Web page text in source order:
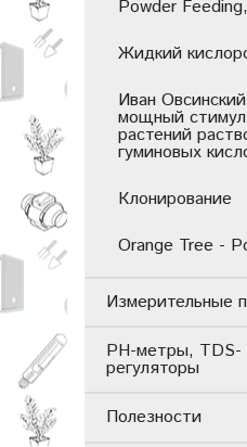
Powder
Жидкий
Иван
мощный
растений
гуминовых
Клонирование
Orange Tree -
Измерительные
РН-метры, TDS-
регуляторы
Полезности